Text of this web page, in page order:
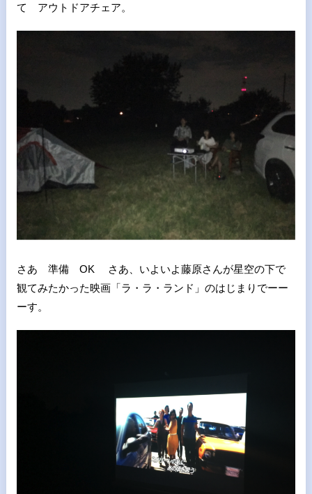
て アウトドアチェア。
さあ 準備 OK さあ、いよいよ藤原さんが星空の下で
観てみたかった映画「ラ・ラ・ランド」のはじまりでーー
ーす。